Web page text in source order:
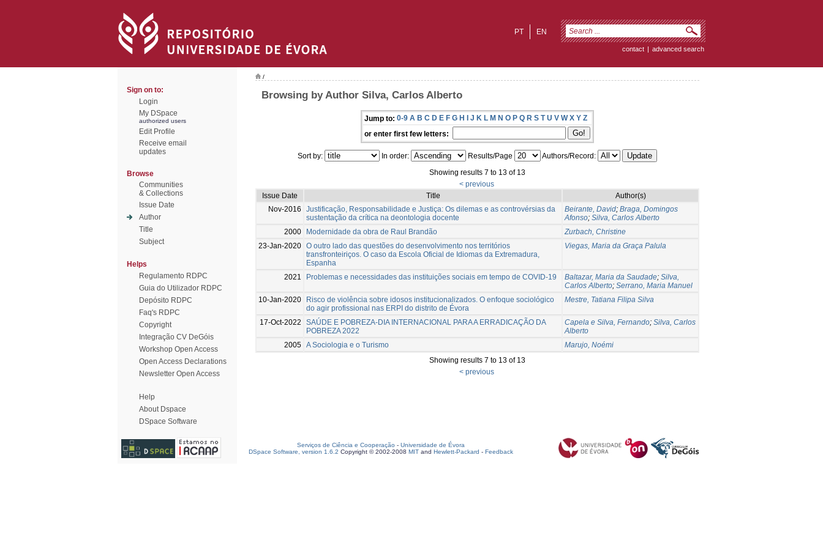
EN
PT
contact | advanced search
Sign on to:
Login
My DSpace
authorized users
Edit Profile
Receive email
updates
Browse
Communities
& Collections
Issue Date
Author
Title
Subject
Helps
Regulamento RDPC
Guia do Utilizador RDPC
Depósito RDPC
Faq's RDPC
Copyright
Integração CV DeGóis
Workshop Open Access
Open Access Declarations
Newsletter Open Access
Help
About Dspace
DSpace Software
/
Browsing by Author Silva, Carlos Alberto
Jump to: 0-9 A B C D E F G H I J K L M N O P Q R S T U V W X Y Z
or enter first few letters:
Sort by: In order: Results/Page
Authors/Record:
Showing results 7 to 13 of 13
< previous
Issue Date
Title
Author(s)
Nov-2016
Justificação, Responsabilidade e Justiça: Os dilemas e as controvérsias da
sustentação da crítica na deontologia docente
Beirante, David; Braga, Domingos
Afonso; Silva, Carlos Alberto
2000
Modernidade da obra de Raul Brandão
Zurbach, Christine
23-Jan-2020 O outro lado das questões do desenvolvimento nos territórios
transfronteiriços. O caso da Escola Oficial de Idiomas da Extremadura,
Espanha
Viegas, Maria da Graça Palula
2021 Problemas e necessidades das instituições sociais em tempo de COVID-19 Baltazar, Maria da Saudade; Silva,
Carlos Alberto; Serrano, Maria Manuel
10-Jan-2020
Risco de violência sobre idosos institucionalizados. O enfoque sociológico
do agir profissional nas ERPI do distrito de Évora
Mestre, Tatiana Filipa Silva
17-Oct-2022
SAÚDE E POBREZA-DIA INTERNACIONAL PARA A ERRADICAÇÃO DA
POBREZA 2022
Capela e Silva, Fernando; Silva, Carlos
Alberto
2005 A Sociologia e o Turismo
Marujo, Noémi
Showing results 7 to 13 of 13
< previous
Serviços de Ciência e Cooperação - Universidade de Évora
DSpace Software, version 1.6.2 Copyright © 2002-2008 MIT and Hewlett-Packard - Feedback